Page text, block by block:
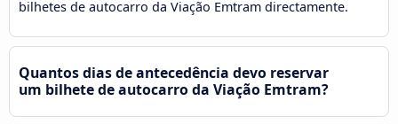
bilhetes de autocarro da Viação Emtram directamente.
Quantos dias de antecedência devo reservar
um bilhete de autocarro da Viação Emtram?